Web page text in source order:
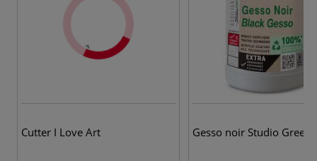
Cutter I Love Art Gesso noir Studio Green